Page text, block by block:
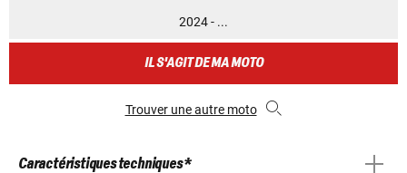
2024 - ...
IL S'AGIT DE MA MOTO
Trouver une autre moto
Caractéristiques techniques *